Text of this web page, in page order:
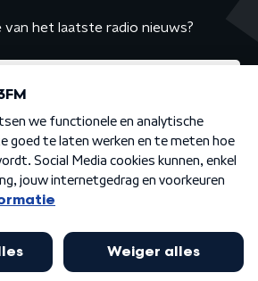
het laatste radio nieuws?
Privacybeleid